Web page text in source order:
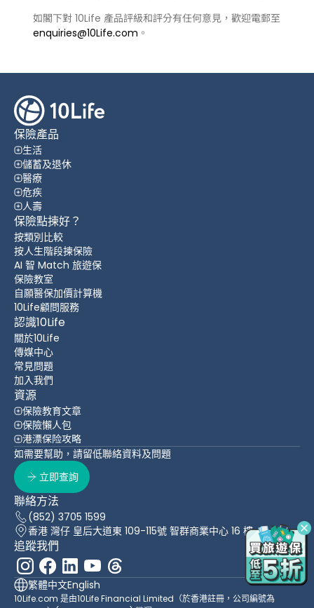
如閣下對 10Life 產品評級和評分有任何意見，歡迎電郵至
enquiries@10Life.com 。
保險產品
生活
儲蓄及退休
醫療
危疾
人壽
保險點揀好？
按類別比較
按人生階段揀保險
AI 智 Match 旅遊保
保險教室
自願醫保加價計算機
10Life顧問服務
認識10Life
關於10Life
傳媒中心
常見問題
加入我們
資源
保險教育文章
保險懶人包
港漂保险攻略
如需要幫助，請留低聯絡資料及問題
立即查詢
聯絡方法
(852) 3705 1599
香港 灣仔 皇后大道東 109-115號 智群商業中心 16 樓
追蹤我們
繁體中文English
10Life.com 是由10Life Financial Limited（於香港註冊，公司編號為